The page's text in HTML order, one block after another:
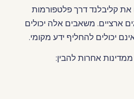
קליבלנד דרך פלטפורמות
ארציים. משאבים אלה יכולים
יכולים להחליף ידע מקומי.
אחרות להבין: